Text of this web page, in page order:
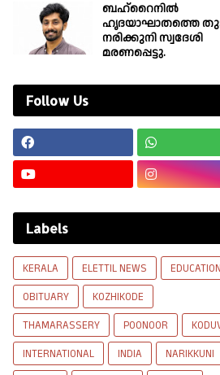
ബഹ്‌റൈനിൽ
ഹൃദയാഘാതത്തെ
നരിക്കുനി സ്വദേശി
മരണപ്പെട്ടു.
Follow Us
Labels
KERALA ELETTIL NEWS
EDUCATION
OBITUARY
KOZHIKODE
THAMARASSERY
POONOOR
INTERNATIONAL
INDIA
NARIKKUNI